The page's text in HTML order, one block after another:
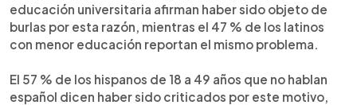
educación universitaria afirman haber sido objeto de
burlas por esta razón, mientras el 47 % de los latinos
con menor educación reportan el mismo problema.
El 57 % de los hispanos de 18 a 49 años que no hablan
español dicen haber sido criticados por este motivo,